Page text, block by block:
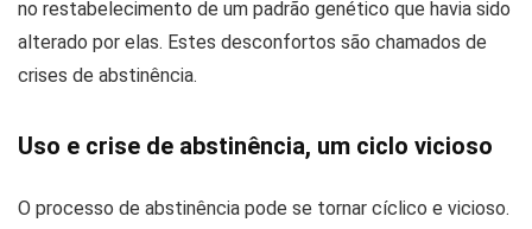
no restabelecimento de um padrão genético que havia sido
alterado por elas. Estes desconfortos são chamados de
crises de abstinência.
Uso e crise de abstinência, um ciclo vicioso
O processo de abstinência pode se tornar cíclico e vicioso.